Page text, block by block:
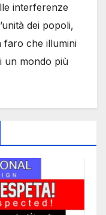
interferenze
dei popoli,
faro che illumini
un mondo più